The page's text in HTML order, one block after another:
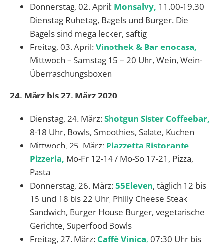
Donnerstag, 02. April: Monsalvy, 11.00-19.30
Dienstag Ruhetag, Bagels und Burger. Die
Bagels sind mega lecker, saftig
Freitag, 03. April:Vinothek & Bar enocasa,
Mittwoch – Samstag 15 – 20 Uhr, Wein, Wein-
Überraschungsboxen
24. März bis 27. März 2020
Dienstag, 24. März:Shotgun Sister Coffeebar,
8-18 Uhr, Bowls, Smoothies, Salate, Kuchen
Mittwoch, 25. März: Piazzetta Ristorante
Pizzeria, Mo-Fr 12-14 / Mo-So 17-21, Pizza,
Pasta
Donnerstag, 26. März:55Eleven, täglich 12 bis
15 und 18 bis 22 Uhr, Philly Cheese Steak
Sandwich, Burger House Burger, vegetarische
Gerichte, Superfood Bowls
Freitag, 27. März: Caffè Vinica, 07:30 Uhr bis